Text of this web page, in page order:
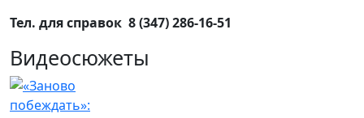
Тел. для справок 8 (347) 286-16-51
Видеосюжеты